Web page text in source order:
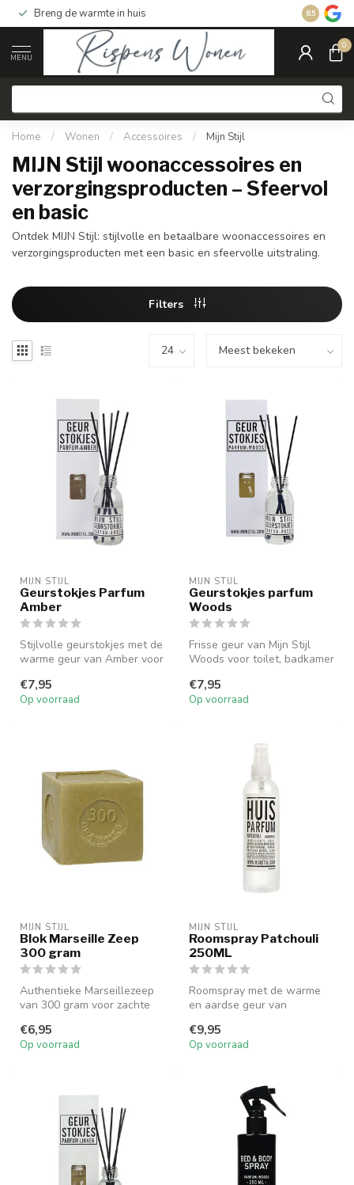
Breng de warmte in huis Gratis
8.5
MENU
0
Home / Wonen / Accessoires / Mijn Stijl
MIJN Stijl woonaccessoires en
verzorgingsproducten – Sfeervol
en basic
Ontdek MIJN Stijl: stijlvolle en betaalbare woonaccessoires en
verzorgingsproducten met een basic en sfeervolle uitstraling.
Filters
MIJN STIJL
Geurstokjes Parfum
Amber
Stijlvolle geurstokjes met de
warme geur van Amber voor
€7,95
Op voorraad
MIJN STIJL
Geurstokjes parfum
Woods
Frisse geur van Mijn Stijl
Woods voor toilet, badkamer
€7,95
Op voorraad
MIJN STIJL
Blok Marseille Zeep
300 gram
Authentieke Marseillezeep
van 300 gram voor zachte
€6,95
Op voorraad
MIJN STIJL
Roomspray Patchouli
250ML
Roomspray met de warme
en aardse geur van
€9,95
Op voorraad